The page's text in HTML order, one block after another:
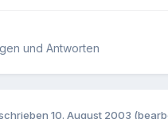
und Antworten
10. August 2003